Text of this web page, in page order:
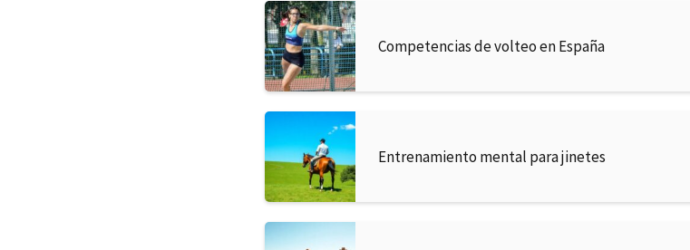
Competencias de volteo en España
Entrenamiento mental para jinetes